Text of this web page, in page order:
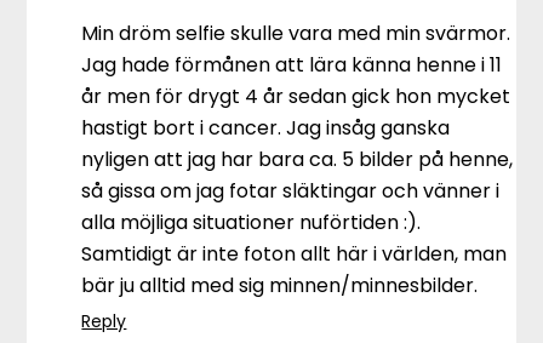
Min dröm selfie skulle vara med min svärmor.
Jag hade förmånen att lära känna henne i 11
år men för drygt 4 år sedan gick hon mycket
hastigt bort i cancer. Jag insåg ganska
nyligen att jag har bara ca. 5 bilder på henne,
så gissa om jag fotar släktingar och vänner i
alla möjliga situationer nuförtiden :).
Samtidigt är inte foton allt här i världen, man
bär ju alltid med sig minnen/minnesbilder.
Reply